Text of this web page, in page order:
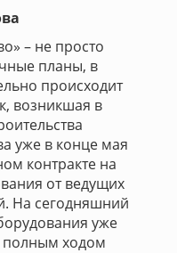
– не просто
планы, в
происходит
возникшая в
уже в конце мая
контракте на
от ведущих
На сегодняшний
уже
полным ходом